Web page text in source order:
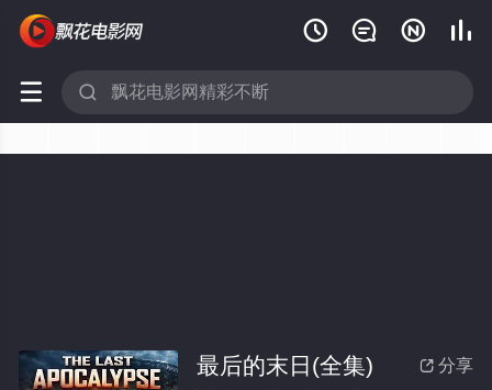
   
 
 分享
最后的末日(全集)